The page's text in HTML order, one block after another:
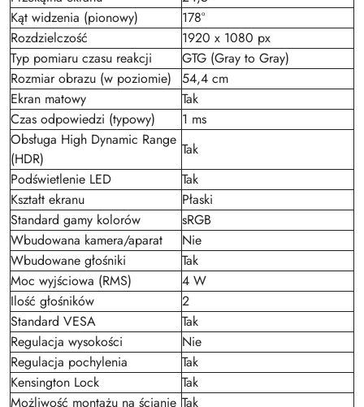
Kąt widzenia (pionowy)
178°
Rozdzielczość
1920 x 1080 px
Typ pomiaru czasu reakcji
GTG (Gray to Gray)
Rozmiar obrazu (w poziomie)
54,4 cm
Ekran matowy
Tak
Czas odpowiedzi (typowy)
1 ms
Obsługa High Dynamic Range
(HDR)
Tak
Podświetlenie LED
Tak
Kształt ekranu
Płaski
Standard gamy kolorów
sRGB
Wbudowana kamera/aparat
Nie
Wbudowane głośniki
Tak
Moc wyjściowa (RMS)
4 W
Ilość głośników
2
Standard VESA
Tak
Regulacja wysokości
Nie
Regulacja pochylenia
Tak
Kensington Lock
Tak
Możliwość montażu na ścianie Tak